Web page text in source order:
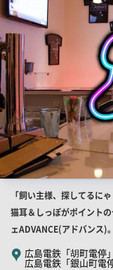
像
店
舗
PR
キ
ャ
「飼い主様、探してるに
猫耳＆しっぽがポイント
ェADVANCE(アドバンス)
広島電鉄「胡町電停
広島電鉄「銀山町電